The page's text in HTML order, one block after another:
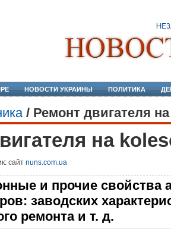
НОВОСТИ УКРАИНЫ ПОЛИТИКА
/ Ремонт двигателя
на
сайт nuns.com.ua
и прочие свойства
заводских
ремонта и т. д.